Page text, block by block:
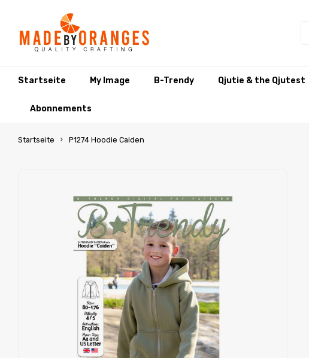
Startseite My Image B-Trendy Qjutie & the Qjutest
Abonnements
Startseite P1274 Hoodie Caiden